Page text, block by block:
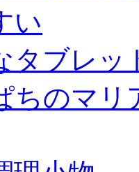
い
タブレッ
ちのマリ